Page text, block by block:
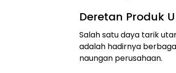
Deretan Produk
Salah satu daya tarik
adalah hadirnya
naungan perusahaan.